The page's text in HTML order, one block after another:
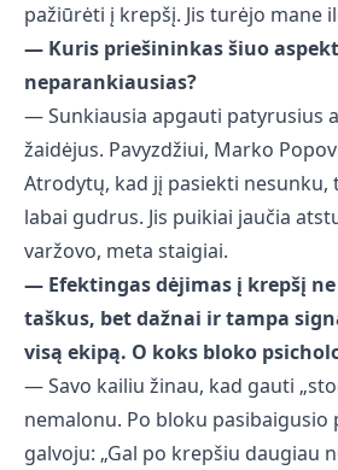
pažiūrėti į krepšį. Jis turėjo mane
— Kuris priešininkas šiuo
neparankiausias?
— Sunkiausia apgauti patyrusius
žaidėjus. Pavyzdžiui, Marko
Atrodytų, kad jį pasiekti nesunku,
labai gudrus. Jis puikiai jaučia
varžovo, meta staigiai.
— Efektingas dėjimas į krepšį
taškus, bet dažnai ir tampa
visą ekipą. O koks bloko
— Savo kailiu žinau, kad gauti
nemalonu. Po bloku pasibaigusio
galvoju: „Gal po krepšiu daugiau